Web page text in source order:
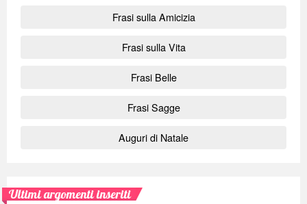
Frasi sulla Amicizia
Frasi sulla Vita
Frasi Belle
Frasi Sagge
Auguri di Natale
Ultimi argomenti inseriti